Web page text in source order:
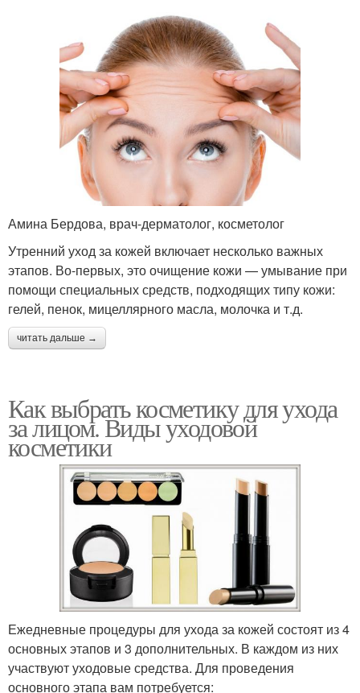
Амина Бердова, врач-дерматолог, косметолог
Утренний уход за кожей включает несколько важных
этапов. Во-первых, это очищение кожи — умывание при
помощи специальных средств, подходящих типу кожи:
гелей, пенок, мицеллярного масла, молочка и т.д.
читать дальше →
Как выбрать косметику для ухода
за лицом. Виды уходовой
косметики
Ежедневные процедуры для ухода за кожей состоят из 4
основных этапов и 3 дополнительных. В каждом из них
участвуют уходовые средства. Для проведения
основного этапа вам потребуется: